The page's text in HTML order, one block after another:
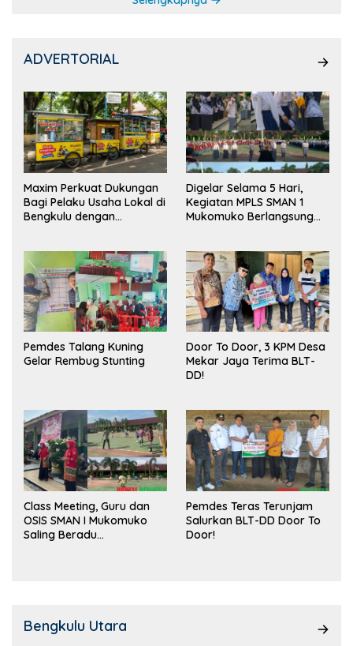
ADVERTORIAL
Maxim Perkuat Dukungan
Bagi Pelaku Usaha Lokal di
Bengkulu dengan
Pasar
Digelar Selama 5 Hari,
Kegiatan MPLS SMAN 1
Mukomuko Berlangsung
Pemdes Talang Kuning
Gelar Rembug Stunting
Door To Door, 3 KPM Desa
Mekar Jaya Terima BLT-
DD!
Class Meeting, Guru dan
OSIS SMAN I Mukomuko
Saling Beradu
Pemdes Teras Terunjam
Salurkan BLT-DD Door To
Door!
Bengkulu Utara